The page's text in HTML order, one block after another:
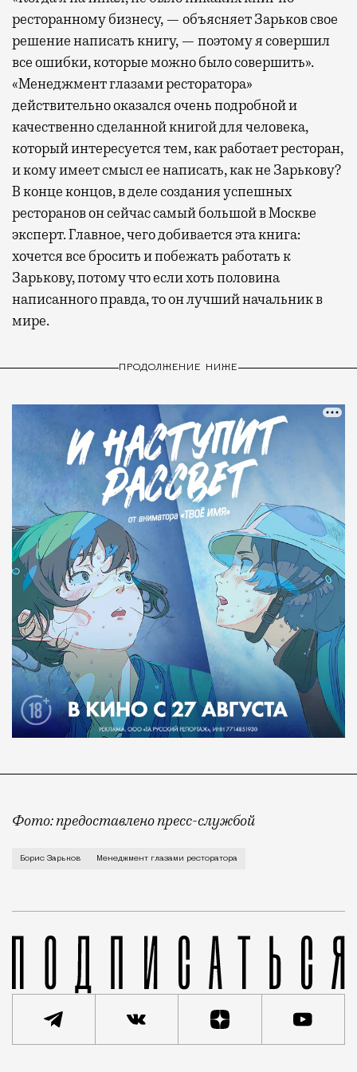
ресторанному бизнесу, — объясняет Зарьков свое
решение написать книгу, — поэтому я совершил
все ошибки, которые можно было совершить».
«Менеджмент глазами ресторатора»
действительно оказался очень подробной и
качественно сделанной книгой для человека,
который интересуется тем, как работает ресторан,
и кому имеет смысл ее написать, как не Зарькову?
В конце концов, в деле создания успешных
ресторанов он сейчас самый большой в Москве
эксперт. Главное, чего добивается эта книга:
хочется все бросить и побежать работать к
Зарькову, потому что если хоть половина
написанного правда, то он лучший начальник в
мире.
ПРОДОЛЖЕНИЕ НИЖЕ
Фото: предоставлено пресс-службой
Рестораторы, пишущие книги, естественно,
Борис Зарьков Менеджмент глазами ресторатора